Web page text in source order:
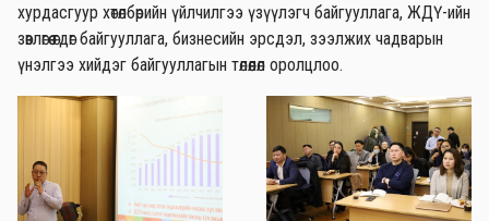
хурдасгуур хөтөлбөрийн үйлчилгээ үзүүлэгч байгууллага, ЖДҮ-ийн
зөвлөгөө өгдөг байгууллага, бизнесийн эрсдэл, зээлжих чадварын
үнэлгээ хийдэг байгууллагын төлөөлөл оролцлоо.